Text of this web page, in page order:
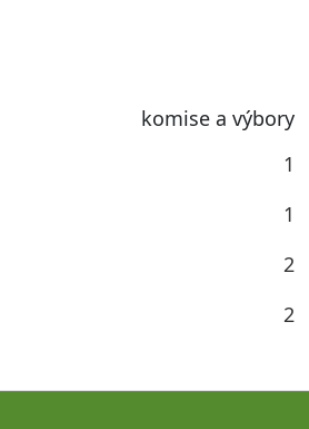
komise a výbory
1
1
2
2